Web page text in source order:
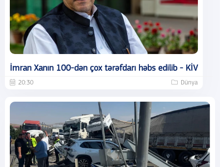
İmran Xanın 100-dən çox tərəfdarı həbs edilib - KİV
20:30 Dünya